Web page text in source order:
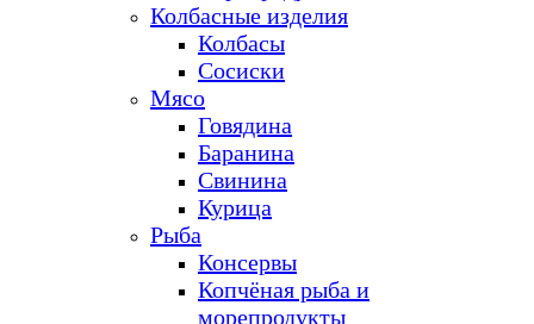
Колбасные изделия
Колбасы
Сосиски
Мясо
Говядина
Баранина
Свинина
Курица
Рыба
Консервы
Копчёная рыба и
морепродукты